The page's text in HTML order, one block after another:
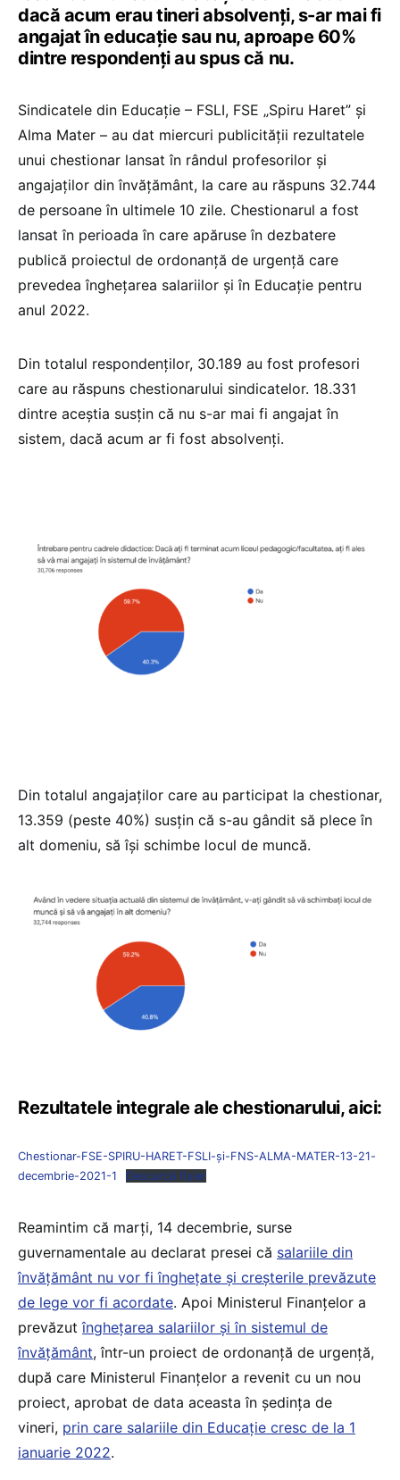
dacă acum erau tineri absolvenți, s-ar mai fi
angajat în educație sau nu, aproape 60%
dintre respondenți au spus că nu.
Sindicatele din Educație – FSLI, FSE „Spiru Haret” și
Alma Mater – au dat miercuri publicității rezultatele
unui chestionar lansat în rândul profesorilor și
angajaților din învățământ, la care au răspuns 32.744
de persoane în ultimele 10 zile. Chestionarul a fost
lansat în perioada în care apăruse în dezbatere
publică proiectul de ordonanță de urgență care
prevedea înghețarea salariilor și în Educație pentru
anul 2022.
Din totalul respondenților, 30.189 au fost profesori
care au răspuns chestionarului sindicatelor. 18.331
dintre aceștia susțin că nu s-ar mai fi angajat în
sistem, dacă acum ar fi fost absolvenți.
Din totalul angajaților care au participat la chestionar,
13.359 (peste 40%) susțin că s-au gândit să plece în
alt domeniu, să își schimbe locul de muncă.
Rezultatele integrale ale chestionarului, aici:
Chestionar-FSE-SPIRU-HARET-FSLI-și-FNS-ALMA-MATER-13-21-
decembrie-2021-1
Descarcă fișier
Reamintim că marți, 14 decembrie, surse
guvernamentale au declarat presei că salariile din
învățământ nu vor fi înghețate și creșterile prevăzute
de lege vor fi acordate. Apoi Ministerul Finanțelor a
prevăzutînghețarea salariilor și în sistemul de
învățământ, într-un proiect de ordonanță de urgență,
după care Ministerul Finanțelor a revenit cu un nou
proiect, aprobat de data aceasta în ședința de
vineri, prin care salariile din Educație cresc de la 1
ianuarie 2022.